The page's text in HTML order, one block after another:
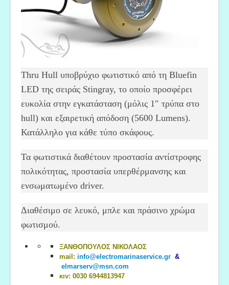
Thru Hull υποβρύχιο φωτιστικό από τη Bluefin
LED της σειράς Stingray, το οποίο προσφέρει
ευκολία στην εγκατάσταση (μόλις 1″ τρύπα στο
hull) και εξαιρετική απόδοση (5600 Lumens).
Κατάλληλο για κάθε τύπο σκάφους.
Τα φωτιστικά διαθέτουν προστασία αντίστροφης
πολικότητας, προστασία υπερθέρμανσης και
ενσωματωμένο driver.
Διαθέσιμο σε λευκό, μπλε και πράσινο χρώμα
φωτισμού.
ΞΑΝΘΟΠΟΥΛΟΣ ΝΙΚΟΛΑΟΣ
mail: info@electromarinaservice.gr &
elmarserv@msn.com
κιν: 0030 6944813947